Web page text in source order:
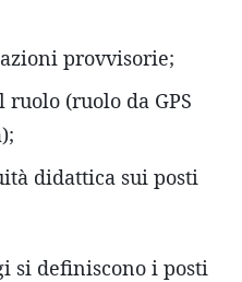
provvisorie;
(ruolo da GPS
didattica sui posti
si definiscono i posti